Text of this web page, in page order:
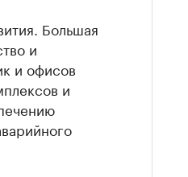
Большая
и
и офисов
и